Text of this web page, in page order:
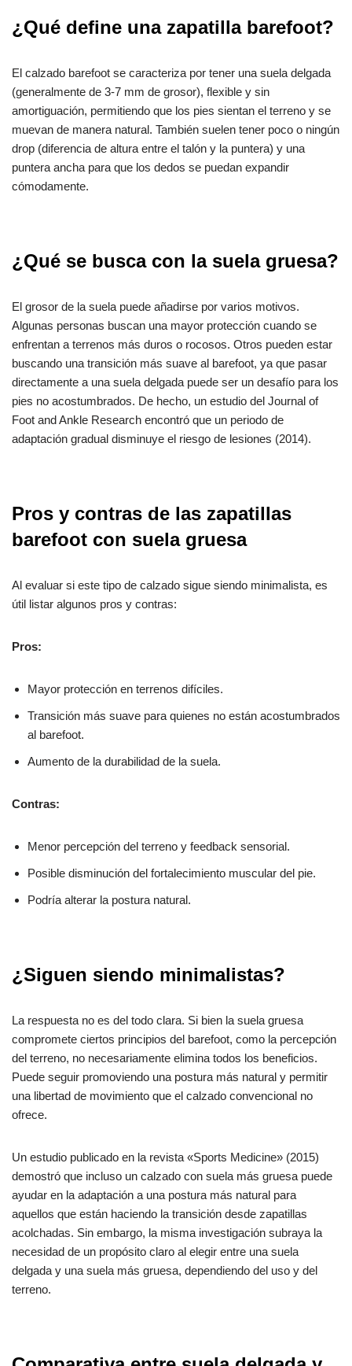
¿Qué define una zapatilla barefoot?
El calzado barefoot se caracteriza por tener una suela delgada
(generalmente de 3-7 mm de grosor), flexible y sin
amortiguación, permitiendo que los pies sientan el terreno y se
muevan de manera natural. También suelen tener poco o ningún
drop (diferencia de altura entre el talón y la puntera) y una
puntera ancha para que los dedos se puedan expandir
cómodamente.
¿Qué se busca con la suela gruesa?
El grosor de la suela puede añadirse por varios motivos.
Algunas personas buscan una mayor protección cuando se
enfrentan a terrenos más duros o rocosos. Otros pueden estar
buscando una transición más suave al barefoot, ya que pasar
directamente a una suela delgada puede ser un desafío para los
pies no acostumbrados. De hecho, un estudio del Journal of
Foot and Ankle Research encontró que un periodo de
adaptación gradual disminuye el riesgo de lesiones (2014).
Pros y contras de las zapatillas
barefoot con suela gruesa
Al evaluar si este tipo de calzado sigue siendo minimalista, es
útil listar algunos pros y contras:
Pros:
Mayor protección en terrenos difíciles.
Transición más suave para quienes no están acostumbrados
al barefoot.
Aumento de la durabilidad de la suela.
Contras:
Menor percepción del terreno y feedback sensorial.
Posible disminución del fortalecimiento muscular del pie.
Podría alterar la postura natural.
¿Siguen siendo minimalistas?
La respuesta no es del todo clara. Si bien la suela gruesa
compromete ciertos principios del barefoot, como la percepción
del terreno, no necesariamente elimina todos los beneficios.
Puede seguir promoviendo una postura más natural y permitir
una libertad de movimiento que el calzado convencional no
ofrece.
Un estudio publicado en la revista «Sports Medicine» (2015)
demostró que incluso un calzado con suela más gruesa puede
ayudar en la adaptación a una postura más natural para
aquellos que están haciendo la transición desde zapatillas
acolchadas. Sin embargo, la misma investigación subraya la
necesidad de un propósito claro al elegir entre una suela
delgada y una suela más gruesa, dependiendo del uso y del
terreno.